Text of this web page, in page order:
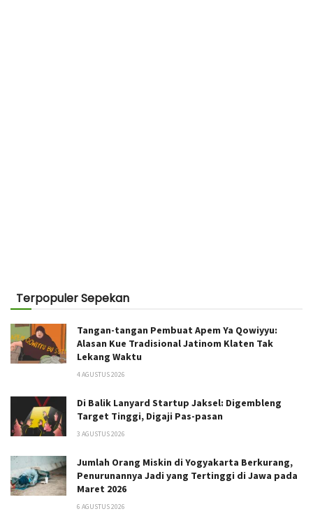
Terpopuler Sepekan
Tangan-tangan Pembuat Apem Ya Qowiyyu:
Alasan Kue Tradisional Jatinom Klaten Tak
Lekang Waktu
4 AGUSTUS 2026
Di Balik Lanyard Startup Jaksel: Digembleng
Target Tinggi, Digaji Pas-pasan
3 AGUSTUS 2026
Jumlah Orang Miskin di Yogyakarta Berkurang,
Penurunannya Jadi yang Tertinggi di Jawa pada
Maret 2026
6 AGUSTUS 2026